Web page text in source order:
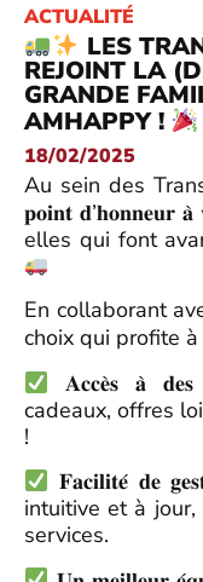
ACTUALITÉ
LES
REJOINT LA
GRANDE
AMHAPPY !
18/02/2025
Au sein des
𝐩𝐨𝐢𝐧𝐭 𝐝’𝐡𝐨𝐧𝐧𝐞𝐮𝐫
elles qui font
En collaborant
choix qui profite
𝐀𝐜𝐜𝐞̀𝐬 𝐚̀ 𝐝𝐞𝐬
cadeaux, offres
!
𝐅𝐚𝐜𝐢𝐥𝐢𝐭𝐞́ 𝐝𝐞
intuitive et à
services.